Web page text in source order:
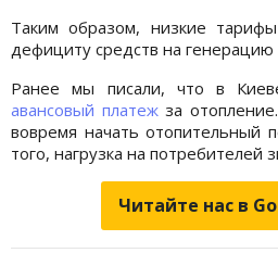
Таким образом, низкие
дефициту средств на генерацию
Ранее мы писали, что в
авансовый платежза
вовремя начать отопительный
того, нагрузка на потребителей
Читайте нас в